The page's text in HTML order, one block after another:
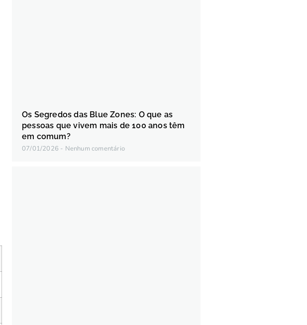
Os Segredos das Blue Zones: O que as
pessoas que vivem mais de 100 anos têm
em comum?
07/01/2026 Nenhum comentário